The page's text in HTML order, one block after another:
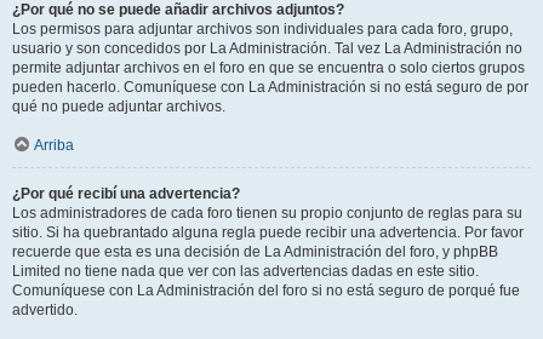
¿Por qué no se puede añadir archivos adjuntos?
Los permisos para adjuntar archivos son individuales para cada foro, grupo,
usuario y son concedidos por La Administración. Tal vez La Administración no
permite adjuntar archivos en el foro en que se encuentra o solo ciertos grupos
pueden hacerlo. Comuníquese con La Administración si no está seguro de por
qué no puede adjuntar archivos.
Arriba
¿Por qué recibí una advertencia?
Los administradores de cada foro tienen su propio conjunto de reglas para su
sitio. Si ha quebrantado alguna regla puede recibir una advertencia. Por favor
recuerde que esta es una decisión de La Administración del foro, y phpBB
Limited no tiene nada que ver con las advertencias dadas en este sitio.
Comuníquese con La Administración del foro si no está seguro de porqué fue
advertido.